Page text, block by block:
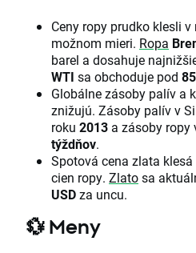
Ceny ropy prudko klesli
možnom mieri. Ropa
barel a dosahuje
WTI sa obchoduje pod
Globálne zásoby palív a
znižujú. Zásoby palív v
roku 2013 a zásoby ropy
týždňov.
Spotová cena zlata klesá
cien ropy. Zlatosa
USDza uncu.
💱 Meny